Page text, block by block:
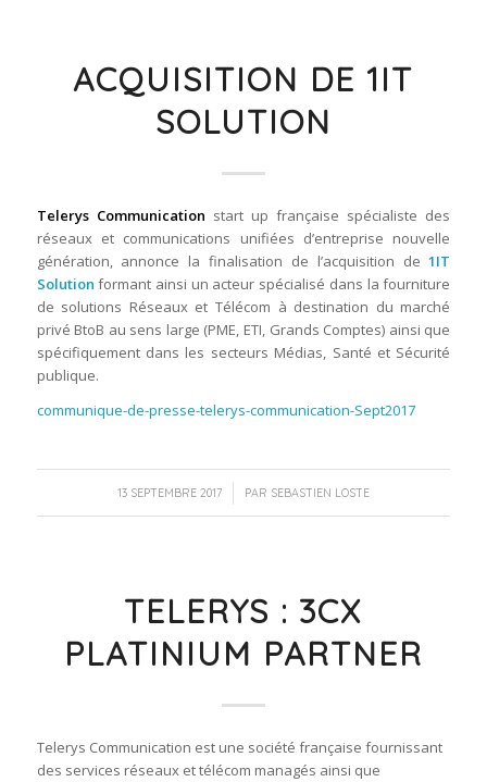
ACQUISITION DE 1IT
SOLUTION
Telerys Communication start up française spécialiste des
réseaux et communications unifiées d’entreprise nouvelle
génération, annonce la finalisation de l’acquisition de1IT
Solution formant ainsi un acteur spécialisé dans la fourniture
de solutions Réseaux et Télécom à destination du marché
privé BtoB au sens large (PME, ETI, Grands Comptes) ainsi que
spécifiquement dans les secteurs Médias, Santé et Sécurité
publique.
communique-de-presse-telerys-communication-Sept2017
13 SEPTEMBRE 2017
/ PAR SEBASTIEN LOSTE
TELERYS : 3CX
PLATINIUM PARTNER
Telerys Communication est une société française fournissant
des services réseaux et télécom managés ainsi que